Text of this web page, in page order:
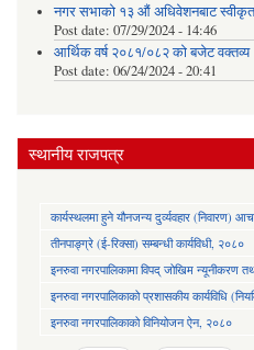
नगर सभाको १३ औं अधिवेशनबाट
Post date: 07/29/2024 - 14:46
आर्थिक वर्ष २०८१/०८२ को बजेट वक्तव्य
Post date: 06/24/2024 - 20:41
स्थानीय राजपत्र
कार्यस्थलमा हुने यौनजन्य दुर्व्यवहार (निवारण)
तीनपाङ्ग्रे (ई-रिक्सा) सम्बन्धी कार्यविधी, २०८०
इनरुवा नगरपालिकामा विपद् जोखिम न्यूनीकरण
इनरुवा नगरपालिकाको प्रशासकीय कार्यविधि
इनरुवा नगरपालिकाको विनियोजन ऐन, २०८०